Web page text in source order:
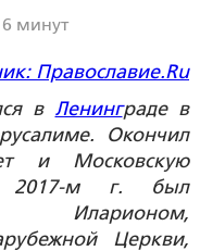
минут
Православие.Ru
в Ленинграде в
Окончил
и Московскую
2017-м г. был
Иларионом,
Церкви,